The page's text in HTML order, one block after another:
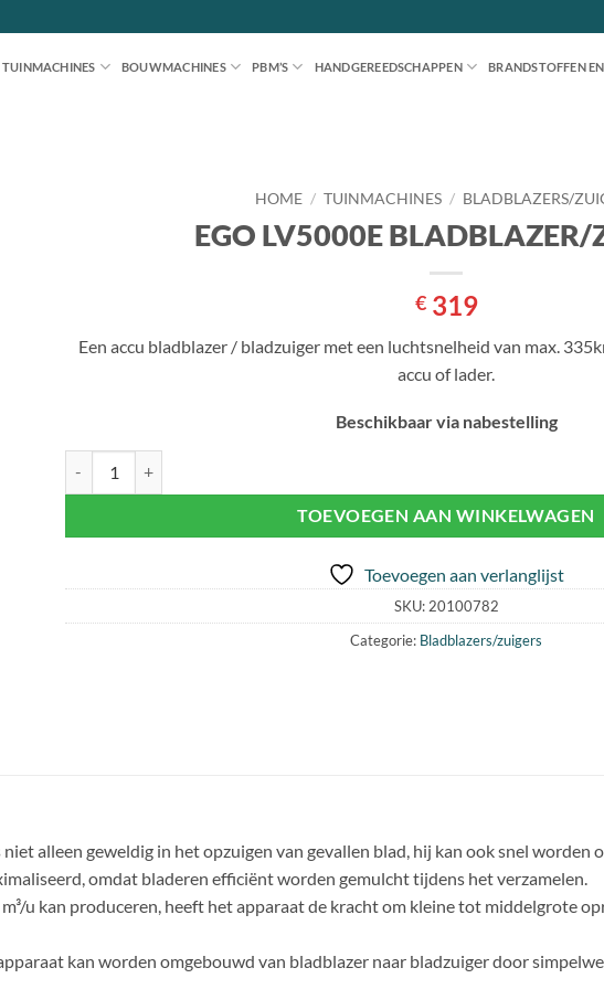
TUINMACHINES BOUWMACHINES PBM’S HANDGEREEDSCHAPPEN BRANDSTOFFEN
HOME / TUINMACHINES / BLADBLAZERS/
EGO LV5000E BLADBLAZER/
€319
Een accu bladblazer / bladzuiger met een luchtsnelheid van max.
accu of lader.
Beschikbaar via nabestelling
TOEVOEGEN AAN WINKELWAGEN
Toevoegen aan verlanglijst
SKU: 20100782
Categorie: Bladblazers/zuigers
alleen geweldig in het opzuigen van gevallen blad, hij kan ook snel worden
omdat bladeren efficiënt worden gemulcht tijdens het verzamelen.
u kan produceren, heeft het apparaat de kracht om kleine tot middelgrote
kan worden omgebouwd van bladblazer naar bladzuiger door